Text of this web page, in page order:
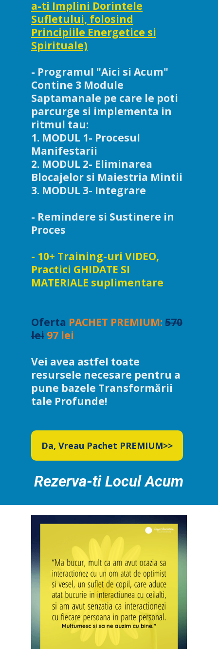
Da, Vreau Pachet PREMIUM>>
Rezerva-ti Locul Acum
a-ti Implini Dorintele
Sufletului, folosind
Principiile Energetice si
Spirituale)
- Programul "Aici si Acum"
Contine 3 Module
Saptamanale pe care le poti
parcurge si implementa in
ritmul tau:
1. MODUL 1- Procesul
Manifestarii
2. MODUL 2- Eliminarea
Blocajelor si Maiestria Mintii
3. MODUL 3- Integrare
- Remindere si Sustinere in
Proces
- 10+ Training-uri VIDEO,
Practici GHIDATE SI
MATERIALE suplimentare
Oferta PACHET PREMIUM:570
lei 97 lei
Vei avea astfel toate
resursele necesare pentru a
pune bazele Transformării
tale Profunde!